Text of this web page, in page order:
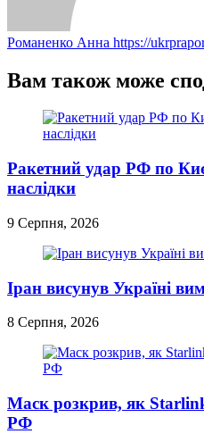
Романенко Анна https://
Вам також може
Ракетний удар РФ по
наслідки
9 Серпня, 2026
Іран висунув Україні
8 Серпня, 2026
Маск розкрив, як
РФ